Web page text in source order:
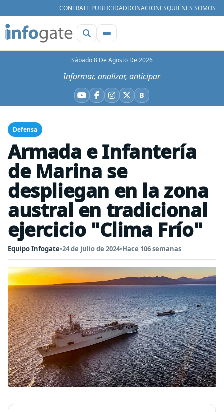
CONTRATE PUBLICIDADDONACIONESQUIÉNES SOMOS
Sábado 8 De Agosto De 2026
Informar, analizar, anticipar
YouTube
Facebook
Instagram
X BBluesky
Defensa
Armada e Infantería
de Marina se
despliegan en la zona
austral en tradicional
ejercicio "Clima Frío"
Equipo Infogate•24 de julio de 2024•Hace 106 semanas